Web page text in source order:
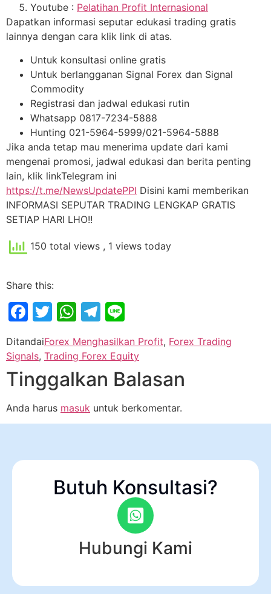
Youtube : Pelatihan Profit Internasional
Dapatkan informasi seputar edukasi trading gratis
lainnya dengan cara klik link di atas.
Untuk konsultasi online gratis
Untuk berlangganan Signal Forex dan Signal
Commodity
Registrasi dan jadwal edukasi rutin
Whatsapp 0817-7234-5888
Hunting 021-5964-5999/021-5964-5888
Jika anda tetap mau menerima update dari kami
mengenai promosi, jadwal edukasi dan berita penting
lain, klik linkTelegram ini
https://t.me/NewsUpdatePPI Disini kami memberikan
INFORMASI SEPUTAR TRADING LENGKAP GRATIS
SETIAP HARI LHO!!
150 total views , 1 views today
Share this:
Facebook
Twitter
WhatsApp
Telegram
DitandaiForex Menghasilkan Profit, Forex Trading
Signals, Trading Forex Equity
Tinggalkan Balasan
Anda harus masuk untuk berkomentar.
Butuh Konsultasi?
Hubungi Kami